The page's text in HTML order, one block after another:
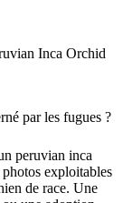
Inca Orchid
par les fugues ?
peruvian inca
exploitables
de race. Une